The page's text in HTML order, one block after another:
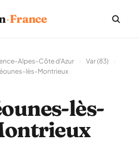
·France
Alpes-Côte d'Azur Var (83)
lès-Montrieux
lès-